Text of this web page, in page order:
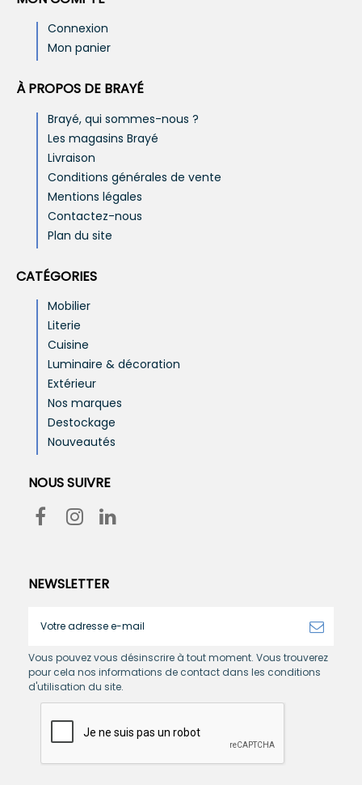
Connexion
Mon panier
À PROPOS DE BRAYÉ
Brayé, qui sommes-nous ?
Les magasins Brayé
Livraison
Conditions générales de vente
Mentions légales
Contactez-nous
Plan du site
CATÉGORIES
Mobilier
Literie
Cuisine
Luminaire & décoration
Extérieur
Nos marques
Destockage
Nouveautés
NOUS SUIVRE
NEWSLETTER
Vous pouvez vous désinscrire à tout moment. Vous trouverez
pour cela nos informations de contact dans les conditions
d'utilisation du site.